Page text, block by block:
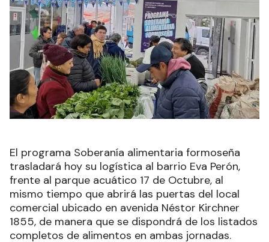
El programa Soberanía alimentaria formoseña
trasladará hoy su logística al barrio Eva Perón,
frente al parque acuático 17 de Octubre, al
mismo tiempo que abrirá las puertas del local
comercial ubicado en avenida Néstor Kirchner
1855, de manera que se dispondrá de los listados
completos de alimentos en ambas jornadas.